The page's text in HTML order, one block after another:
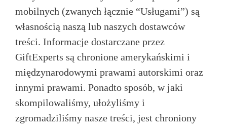
mobilnych (zwanych łącznie “Usługami”) są
własnością naszą lub naszych dostawców
treści. Informacje dostarczane przez
GiftExperts są chronione amerykańskimi i
międzynarodowymi prawami autorskimi oraz
innymi prawami. Ponadto sposób, w jaki
skompilowaliśmy, ułożyliśmy i
zgromadziliśmy nasze treści, jest chroniony